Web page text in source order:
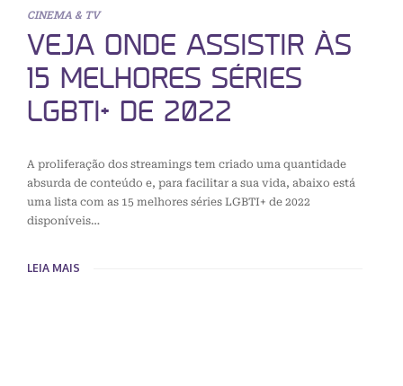
CINEMA & TV
VEJA ONDE ASSISTIR ÀS
15 MELHORES SÉRIES
LGBTI+ DE 2022
A proliferação dos streamings tem criado uma quantidade
absurda de conteúdo e, para facilitar a sua vida, abaixo está
uma lista com as 15 melhores séries LGBTI+ de 2022
disponíveis…
LEIA MAIS